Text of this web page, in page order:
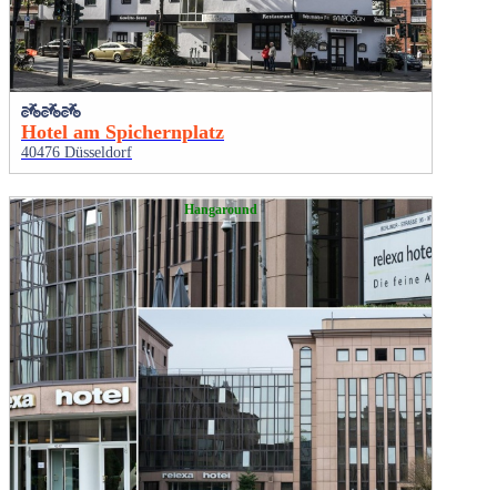
Hotel am Spichernplatz
40476 Düsseldorf
Hangaround